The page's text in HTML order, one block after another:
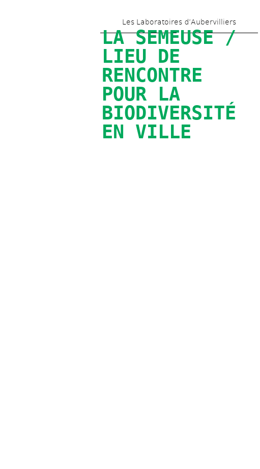
Les Laboratoires d’Aubervilliers
LA SEMEUSE /
LIEU DE
RENCONTRE
POUR LA
BIODIVERSITÉ
EN VILLE